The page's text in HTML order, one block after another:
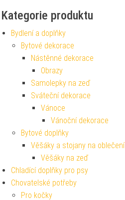
Kategorie produktu
Bydlení a doplňky
Bytové dekorace
Nástěnné dekorace
Obrazy
Samolepky na zeď
Sváteční dekorace
Vánoce
Vánoční dekorace
Bytové doplňky
Věšáky a stojany na oblečení
Věšáky na zeď
Chladící doplňky pro psy
Chovatelské potřeby
Pro kočky